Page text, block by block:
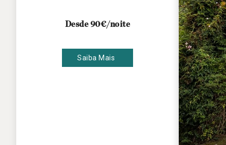
Desde 90€/noite
Saiba Mais